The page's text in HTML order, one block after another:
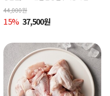
44,000원
15% 37,500원